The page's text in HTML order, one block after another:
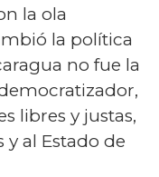
la ola
la política
no fue la
libres y justas,
y al Estado de